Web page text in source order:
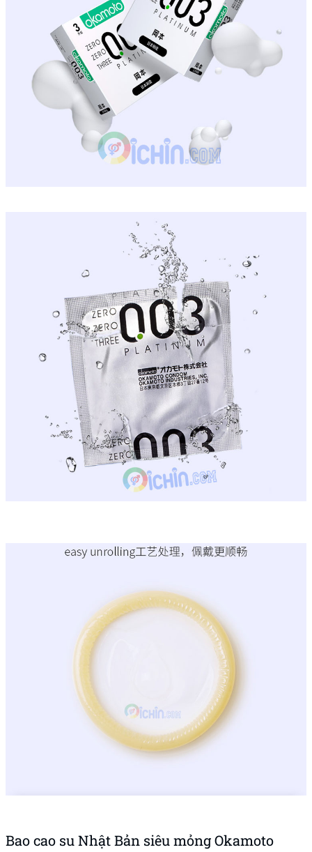
Bao cao su Nhật Bản siêu mỏng Okamoto